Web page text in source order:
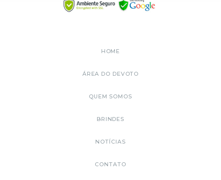
HOME
ÁREA DO DEVOTO
QUEM SOMOS
BRINDES
NOTÍCIAS
CONTATO